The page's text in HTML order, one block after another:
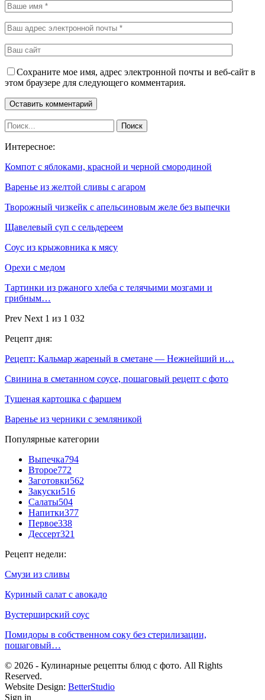
Сохраните мое имя, адрес электронной почты и веб-сайт в
этом браузере для следующего комментария.
Интересное:
Компот с яблоками, красной и черной смородиной
Варенье из желтой сливы с агаром
Творожный чизкейк с апельсиновым желе без выпечки
Щавелевый суп с сельдереем
Соус из крыжовника к мясу
Орехи с медом
Тартинки из ржаного хлеба с телячьими мозгами и
грибным…
Prev Next 1 из 1 032
Рецепт дня:
Рецепт: Кальмар жареный в сметане — Нежнейший и…
Свинина в сметанном соусе, пошаговый рецепт с фото
Тушеная картошка с фаршем
Варенье из черники с земляникой
Популярные категории
Выпечка794
Второе772
Заготовки562
Закуски516
Салаты504
Напитки377
Первое338
Дессерт321
Рецепт недели:
Смузи из сливы
Куриный салат с авокадо
Вустерширский соус
Помидоры в собственном соку без стерилизации,
пошаговый…
© 2026 - Кулинарные рецепты блюд с фото. All Rights
Reserved.
Website Design: BetterStudio
Sign in